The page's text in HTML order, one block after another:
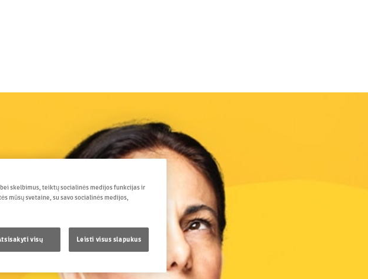
skelbimus, teiktų socialinės medijos funkcijas ir
mūsų svetaine, su savo socialinės medijos,
visų Leisti visus slapukus